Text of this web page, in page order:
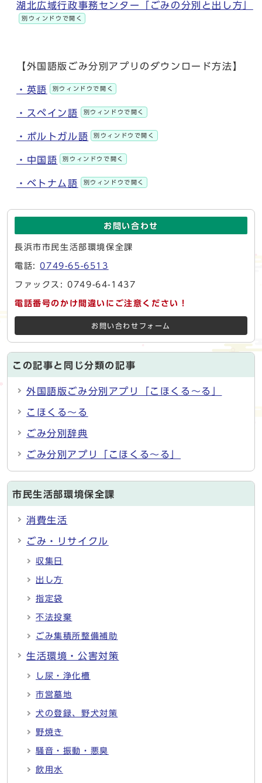
湖北広域行政事務センター「ごみの分別と出し方」
別ウィンドウで開く
【外国語版ごみ分別アプリのダウンロード方法】
・英語 別ウィンドウで開く
・スペイン語 別ウィンドウで開く
・ポルトガル語 別ウィンドウで開く
・中国語 別ウィンドウで開く
・ベトナム語 別ウィンドウで開く
お問い合わせ
長浜市市民生活部環境保全課
電話:0749-65-6513
ファックス: 0749-64-1437
電話番号のかけ間違いにご注意ください！
お問い合わせフォーム
この記事と同じ分類の記事
外国語版ごみ分別アプリ「こほくる～る」
こほくる～る
ごみ分別辞典
ごみ分別アプリ「こほくる～る」
市民生活部環境保全課
消費生活
ごみ・リサイクル
収集日
出し方
指定袋
不法投棄
ごみ集積所整備補助
生活環境・公害対策
し尿・浄化槽
市営墓地
犬の登録、野犬対策
野焼き
騒音・振動・悪臭
飲用水